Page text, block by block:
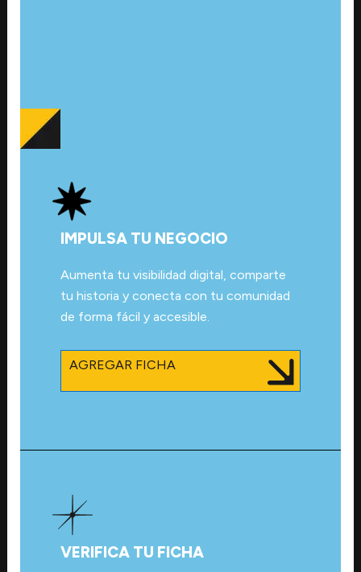
IMPULSA TU NEGOCIO
Aumenta tu visibilidad digital, comparte
tu historia y conecta con tu comunidad
de forma fácil y accesible.
AGREGAR FICHA
VERIFICA TU FICHA